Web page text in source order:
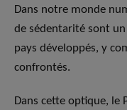
Dans notre monde
de sédentarité sont
pays développés, y
confrontés.
Dans cette optique, le